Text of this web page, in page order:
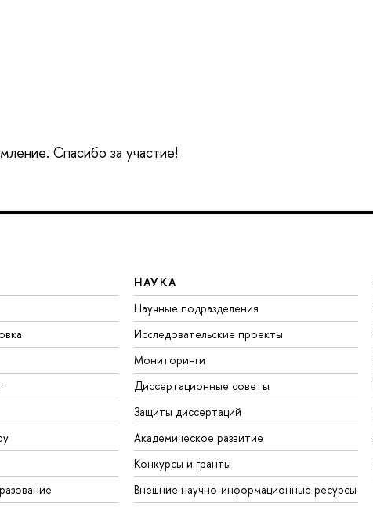
Спасибо за участие!
НАУКА
Научные подразделения
Исследовательские проекты
Мониторинги
Диссертационные советы
Защиты диссертаций
Академическое развитие
Конкурсы и гранты
Внешние научно-информационные ресурсы